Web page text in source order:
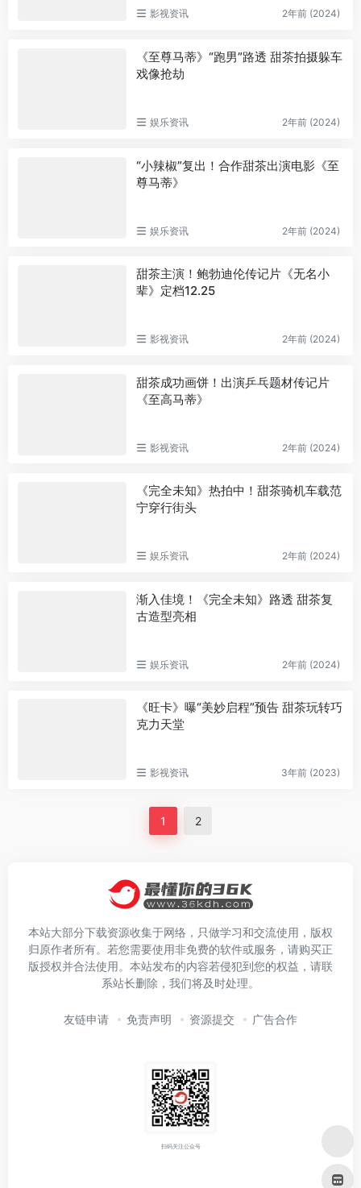
影视资讯 2年前 (2024)
《至尊马蒂》“跑男”路透 甜茶拍摄躲车
戏像抢劫
娱乐资讯 2年前 (2024)
“小辣椒”复出！合作甜茶出演电影《至
尊马蒂》
娱乐资讯 2年前 (2024)
甜茶主演！鲍勃迪伦传记片《无名小
辈》定档12.25
影视资讯 2年前 (2024)
甜茶成功画饼！出演乒乓题材传记片
《至高马蒂》
影视资讯 2年前 (2024)
《完全未知》热拍中！甜茶骑机车载范
宁穿行街头
娱乐资讯 2年前 (2024)
渐入佳境！《完全未知》路透 甜茶复
古造型亮相
娱乐资讯 2年前 (2024)
《旺卡》曝“美妙启程”预告 甜茶玩转巧
克力天堂
影视资讯 3年前 (2023)
1 2
本站大部分下载资源收集于网络，只做学习和交流使用，版权
归原作者所有。若您需要使用非免费的软件或服务，请购买正
版授权并合法使用。本站发布的内容若侵犯到您的权益，请联
系站长删除，我们将及时处理。
友链申请 免责声明 资源提交 广告合作
扫码关注公众号